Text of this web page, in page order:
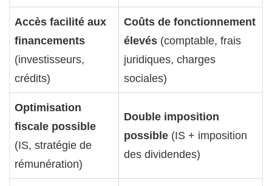
Accès facilité aux
financements
(investisseurs,
crédits)
Coûts de fonctionnement
élevés (comptable, frais
juridiques, charges
sociales)
Optimisation
fiscale possible
(IS, stratégie de
rémunération)
Double imposition
possible (IS + imposition
des dividendes)